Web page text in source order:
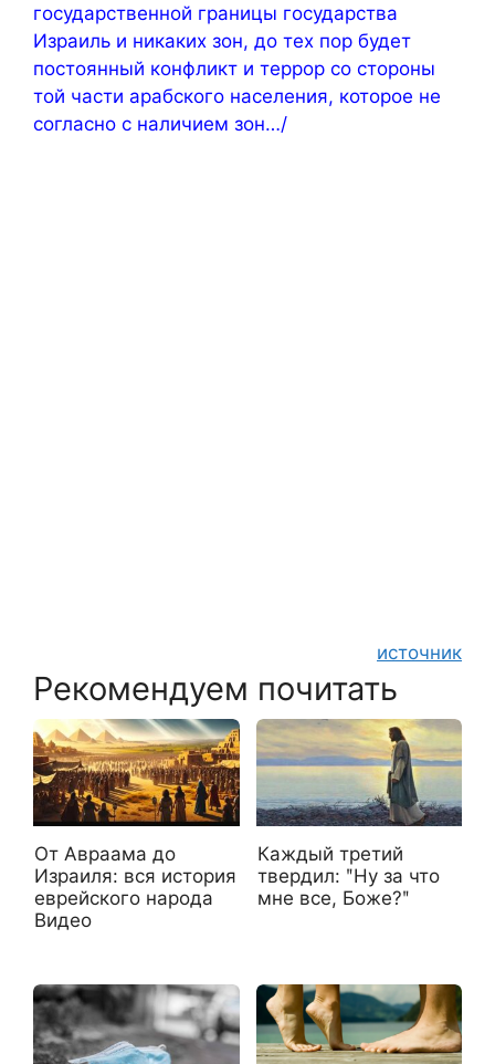
государственной границы государства
Израиль и никаких зон, до тех пор будет
постоянный конфликт и террор со стороны
той части арабского населения, которое не
согласно с наличием зон…/
источник
Рекомендуем почитать
От Авраама до
Израиля: вся история
еврейского народа
Видео
Каждый третий
твердил: ʺНу за что
мне все, Боже?ʺ